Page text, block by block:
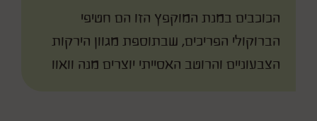
הכוכבים במנת המוקפץ הזו הם חטיפי
הברוקולי הפריכים, שבתוספת מגוון הירקות
הצבעוניים והרוטב האסייתי יוצרים מנה וואוו